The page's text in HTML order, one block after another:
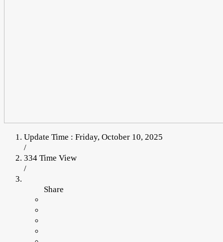
Update Time : Friday, October 10, 2025
/
334 Time View
/
Share